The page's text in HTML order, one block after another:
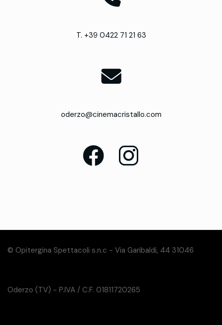
T. +39 0422 71 21 63
oderzo@cinemacristallo.com
© Opitergina Spettacoli s.n.c - Via Garibaldi, 44 31046
Oderzo (TV) - P.IVA / C.F. 01811720265